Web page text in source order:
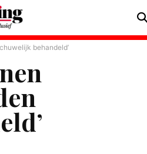
behandeld’